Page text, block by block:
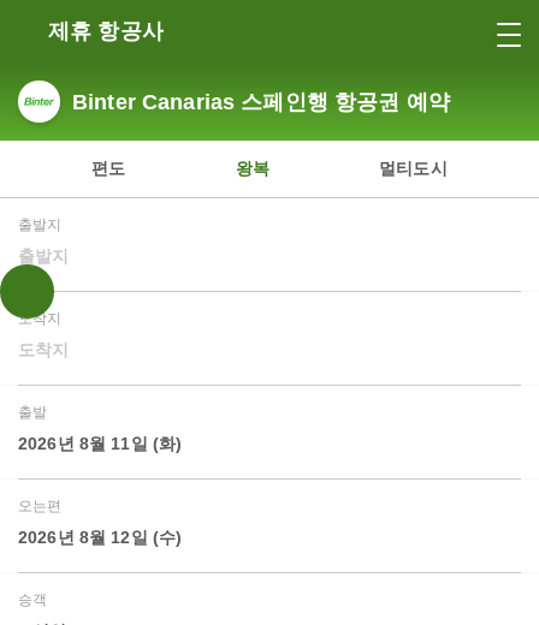
제휴 항공사
Binter Canarias 스페인행 항공권 예약
편도 왕복 멀티도시
출발지
출발지
도착지
도착지
출발
2026년 8월 11일 (화)
오는편
2026년 8월 12일 (수)
승객